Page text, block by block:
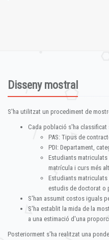
Disseny mostral
S'ha utilitzat un procediment de
Cada població s'ha
PAS: Tipus de
PDI: Departament,
Estudiants matriculats
matrícula i curs més
Estudiants matriculats
estudis de doctorat o
S'han assumit costos iguals
S'ha establit la mida de la
a una estimació d'una
Posteriorment s'ha realitzat una